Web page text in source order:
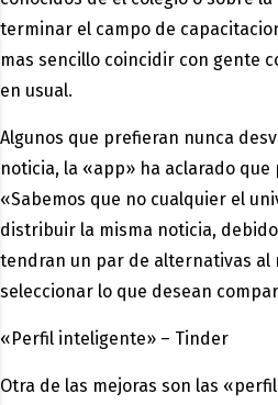
terminar el campo de
mas sencillo coincidir con gente
en usual.
Algunos que prefieran nunca
noticia, la «app» ha aclarado que
«Sabemos que no cualquier el
distribuir la misma noticia,
tendran un par de alternativas al
seleccionar lo que desean
«Perfil inteligente» – Tinder
Otra de las mejoras son las